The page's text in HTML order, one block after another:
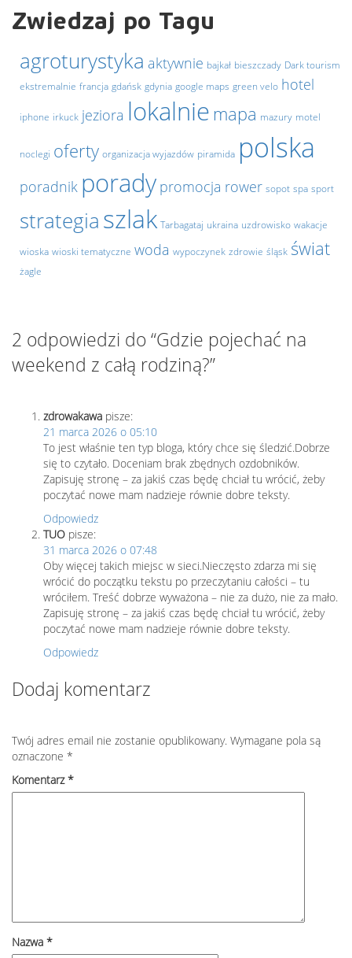
Zwiedzaj po Tagu
agroturystyka aktywnie bajkał bieszczady Dark tourism
ekstremalnie francja gdańsk gdynia google maps green velo hotel
iphone irkuck jeziora lokalnie mapa mazury motel
noclegi oferty organizacja wyjazdów piramida polska
poradnik porady promocja rower sopot spa sport
strategia szlak Tarbagataj ukraina uzdrowisko wakacje
wioska wioski tematyczne woda wypoczynek zdrowie śląsk świat
żagle
2 odpowiedzi do “Gdzie pojechać na
weekend z całą rodziną?”
zdrowakawa pisze:
21 marca 2026 o 05:10
To jest właśnie ten typ bloga, który chce się śledzić.Dobrze
się to czytało. Doceniam brak zbędnych ozdobników.
Zapisuję stronę – za jakiś czas będę chciał tu wrócić, żeby
poczytać nowe mam nadzieje równie dobre teksty.
Odpowiedz
TUO pisze:
31 marca 2026 o 07:48
Oby więcej takich miejsc w sieci.Nieczęsto zdarza mi się
wrócić do początku tekstu po przeczytaniu całości – tu
wróciłem. Treść dobrze wyważona – nie za dużo, nie za mało.
Zapisuję stronę – za jakiś czas będę chciał tu wrócić, żeby
poczytać nowe mam nadzieje równie dobre teksty.
Odpowiedz
Dodaj komentarz
Twój adres email nie zostanie opublikowany. Wymagane pola są
oznaczone *
Komentarz*
Nazwa *